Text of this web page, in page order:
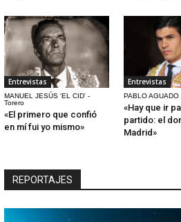
Entrevistas
MANUEL JESÚS 'EL CID' -
Torero
«El primero que confió
en mí fui yo mismo»
Entrevistas
PABLO AGUADO
«Hay que ir
partido: el
Madrid»
REPORTAJES